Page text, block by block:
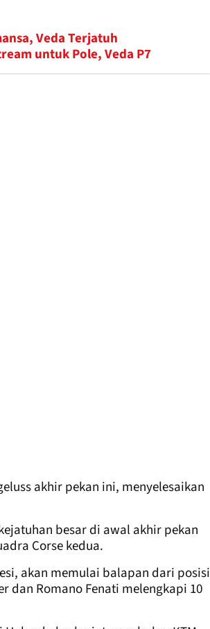
Veda Terjatuh
untuk Pole, Veda P7
akhir pekan ini, menyelesaikan
besar di awal akhir pekan
Corse kedua.
akan memulai balapan dari posisi
dan Romano Fenati melengkapi 10